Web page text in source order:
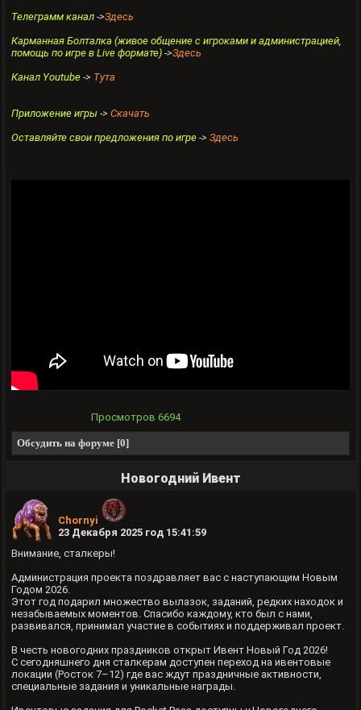
Телеграмм канал ->Здесь
Карманная Болталка (живое общение с игроками и администрацией,
помощь по игре в Live формате) ->Здесь
Канал Youtube -> Тута
Приложение игры -> Скачать
Оставляйте свои предложения по игре -> Здесь
Просмотров 6694
Обсудить на форуме [0]
Новогодний Ивент
Chornyi
23 Декабря 2025 год 15:41:59
Внимание, сталкеры!
Администрация проекта поздравляет вас с наступающим Новым
Годом 2026.
Этот год подарил множество вылазок, заданий, редких находок и
незабываемых моментов. Спасибо каждому, кто был с нами,
развивался, принимал участие в событиях и поддерживал проект.
В честь новогодних праздников открыт Ивент Новый Год 2026!
С сегодняшнего дня сталкерам доступен переход на ивентовые
локации (Росток 7–12) где вас ждут праздничные активности,
специальные задания и уникальные награды.